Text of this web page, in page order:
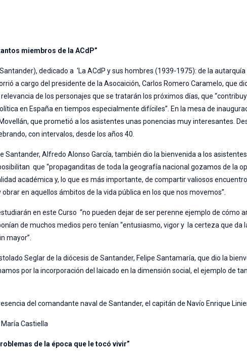
miembros de la ACdP”
dedicado a ‘La ACdP y sus hombres (1939-1975): de la
a cargo del presidente de la Asocaición, Carlos Romero Caramelo, que
de los personajes que se tratarán los próximos días, que
en España en tiempos especialmente difíciles”. En la mesa de
que prometió a los asistentes unas ponencias muy interesantes.
con intervalos, desde los años 40.
Santander, Alfredo Alonso García, también dio la bienvenida a los
que “propaganditas de toda la geografía nacional gozamos de la
académica y, lo que es más importante, de compartir valiosos
en aquellos ámbitos de la vida pública en los que nos movemos”.
en este Curso “no pueden dejar de ser perenne ejemplo de cómo
de muchos medios pero tenían “entusiasmo, vigor y la certeza que da
mayor”.
Seglar de la diócesis de Santander, Felipe Santamaría, que dio la
por la incorporación del laicado en la dimensión social, el ejemplo de
del comandante naval de Santander, el capitán de Navío Enrique
Castiella
de la época que le tocó vivir”